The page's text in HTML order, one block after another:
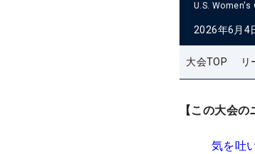
U.S. Women's
2026年6月4
大会TOP リ
【この大会の
気を吐